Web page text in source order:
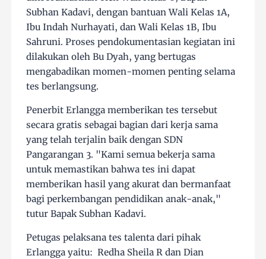
Subhan Kadavi, dengan bantuan Wali Kelas 1A,
Ibu Indah Nurhayati, dan Wali Kelas 1B, Ibu
Sahruni. Proses pendokumentasian kegiatan ini
dilakukan oleh Bu Dyah, yang bertugas
mengabadikan momen-momen penting selama
tes berlangsung.
Penerbit Erlangga memberikan tes tersebut
secara gratis sebagai bagian dari kerja sama
yang telah terjalin baik dengan SDN
Pangarangan 3. "Kami semua bekerja sama
untuk memastikan bahwa tes ini dapat
memberikan hasil yang akurat dan bermanfaat
bagi perkembangan pendidikan anak-anak,"
tutur Bapak Subhan Kadavi​.
Petugas pelaksana tes talenta dari pihak
Erlangga yaitu: Redha Sheila R dan Dian